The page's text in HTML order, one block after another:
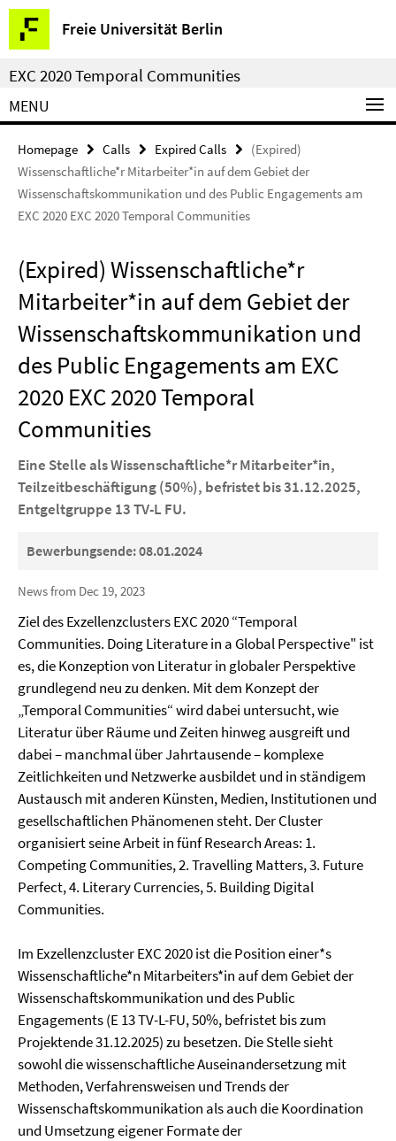
Springe
direkt
zu
Inhalt
Freie Universität Berlin
Service
Navigation
EXC 2020 Temporal Communities
MENU
Homepage Calls Expired Calls
(Expired)
Wissenschaftliche*r Mitarbeiter*in auf dem Gebiet der
Wissenschaftskommunikation und des Public Engagements am
EXC 2020 EXC 2020 Temporal Communities
(Expired) Wissenschaftliche*r
Mitarbeiter*in auf dem Gebiet der
Wissenschaftskommunikation und
des Public Engagements am EXC
2020 EXC 2020 Temporal
Communities
Eine Stelle als Wissenschaftliche*r Mitarbeiter*in,
Teilzeitbeschäftigung (50%), befristet bis 31.12.2025,
Entgeltgruppe 13 TV-L FU.
Bewerbungsende: 08.01.2024
News from Dec 19, 2023
Ziel des Exzellenzclusters EXC 2020 “Temporal
Communities. Doing Literature in a Global Perspective" ist
es, die Konzeption von Literatur in globaler Perspektive
grundlegend neu zu denken. Mit dem Konzept der
„Temporal Communities“ wird dabei untersucht, wie
Literatur über Räume und Zeiten hinweg ausgreift und
dabei – manchmal über Jahrtausende – komplexe
Zeitlichkeiten und Netzwerke ausbildet und in ständigem
Austausch mit anderen Künsten, Medien, Institutionen und
gesellschaftlichen Phänomenen steht. Der Cluster
organisiert seine Arbeit in fünf Research Areas: 1.
Competing Communities, 2. Travelling Matters, 3. Future
Perfect, 4. Literary Currencies, 5. Building Digital
Communities.
Im Exzellenzcluster EXC 2020 ist die Position einer*s
Wissenschaftliche*n Mitarbeiters*in auf dem Gebiet der
Wissenschaftskommunikation und des Public
Engagements (E 13 TV-L-FU, 50%, befristet bis zum
Projektende 31.12.2025) zu besetzen. Die Stelle sieht
sowohl die wissenschaftliche Auseinandersetzung mit
Methoden, Verfahrensweisen und Trends der
Wissenschaftskommunikation als auch die Koordination
und Umsetzung eigener Formate der